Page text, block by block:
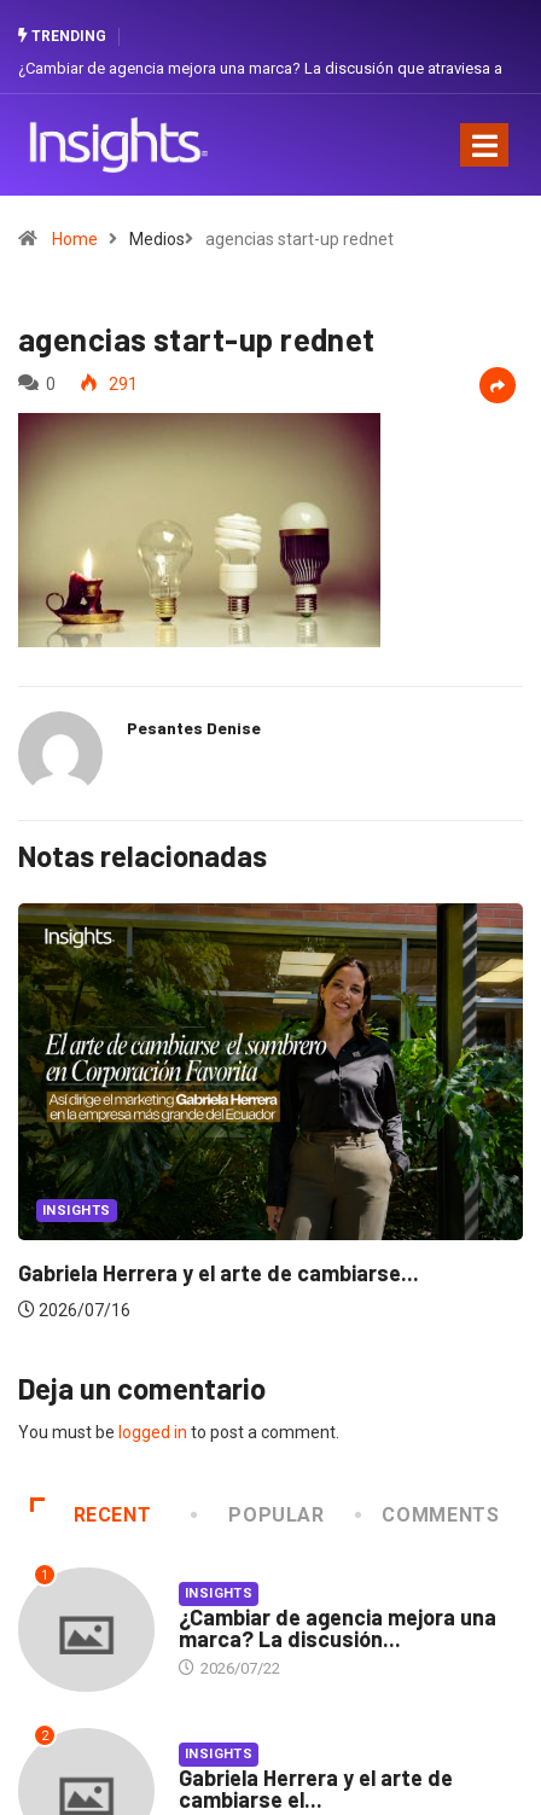
TRENDING
de agencia mejora una marca? La discusión que atraviesa a
Home Medios agencias start-up rednet
agencias start-up rednet
0 291
Pesantes Denise
Notas relacionadas
INSIGHTS
Gabriela Herrera y el arte de cambiarse...
2026/07/16
Deja un comentario
You must be logged in to post a comment.
RECENT POPULAR COMMENTS
1
INSIGHTS
¿Cambiar de agencia mejora una
marca? La discusión...
2026/07/22
2
INSIGHTS
Gabriela Herrera y el arte de
cambiarse el...